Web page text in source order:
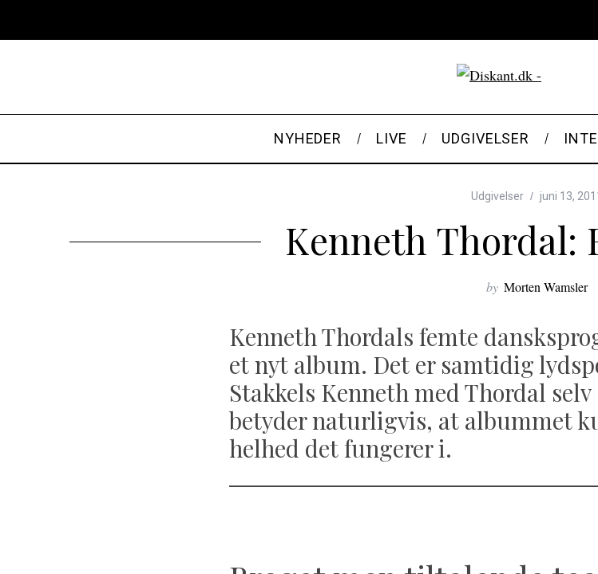
NYHEDER LIVE UDGIVELSER
Udgivelser juni 13,
Kenneth Thordal:
by Morten Wamsler
Kenneth Thordals femte
et nyt album. Det er samtidig
Stakkels Kenneth med Thordal
betyder naturligvis, at albummet
helhed det fungerer i.